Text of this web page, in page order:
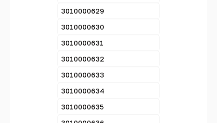
3010000629
3010000630
3010000631
3010000632
3010000633
3010000634
3010000635